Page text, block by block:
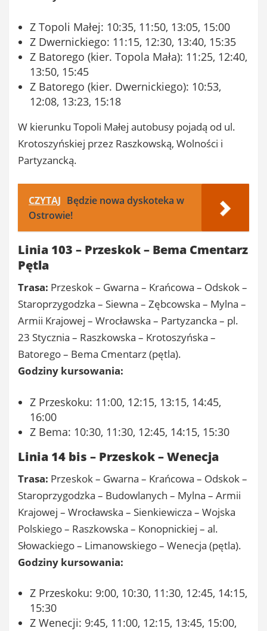
Z Topoli Małej: 10:35, 11:50, 13:05, 15:00
Z Dwernickiego: 11:15, 12:30, 13:40, 15:35
Z Batorego (kier. Topola Mała): 11:25, 12:40,
13:50, 15:45
Z Batorego (kier. Dwernickiego): 10:53,
12:08, 13:23, 15:18
W kierunku Topoli Małej autobusy pojadą od ul.
Krotoszyńskiej przez Raszkowską, Wolności i
Partyzancką.
CZYTAJ Będzie nowa dyskoteka w
Ostrowie!
Linia 103 – Przeskok – Bema Cmentarz
Pętla
Trasa: Przeskok – Gwarna – Krańcowa – Odskok –
Staroprzygodzka – Siewna – Zębcowska – Mylna –
Armii Krajowej – Wrocławska – Partyzancka – pl.
23 Stycznia – Raszkowska – Krotoszyńska –
Batorego – Bema Cmentarz (pętla).
Godziny kursowania:
Z Przeskoku: 11:00, 12:15, 13:15, 14:45,
16:00
Z Bema: 10:30, 11:30, 12:45, 14:15, 15:30
Linia 14 bis – Przeskok – Wenecja
Trasa: Przeskok – Gwarna – Krańcowa – Odskok –
Staroprzygodzka – Budowlanych – Mylna – Armii
Krajowej – Wrocławska – Sienkiewicza – Wojska
Polskiego – Raszkowska – Konopnickiej – al.
Słowackiego – Limanowskiego – Wenecja (pętla).
Godziny kursowania:
Z Przeskoku: 9:00, 10:30, 11:30, 12:45, 14:15,
15:30
Z Wenecji: 9:45, 11:00, 12:15, 13:45, 15:00,